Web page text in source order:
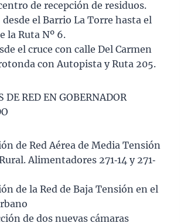
de recepción de residuos.
desde el Barrio La Torre hasta el
la Ruta Nº 6.
el cruce con calle Del Carmen
con Autopista y Ruta 205.
DE RED EN GOBERNADOR
de Red Aérea de Media Tensión
Alimentadores 271‐14 y 271‐
de la Red de Baja Tensión en el
de dos nuevas cámaras